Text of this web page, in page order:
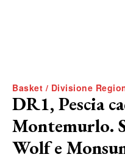
Basket / Divisione
DR1, Pescia
Montemurlo.
Wolf e